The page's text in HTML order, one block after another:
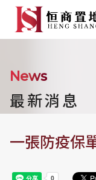
News
最新消息
一張防疫保